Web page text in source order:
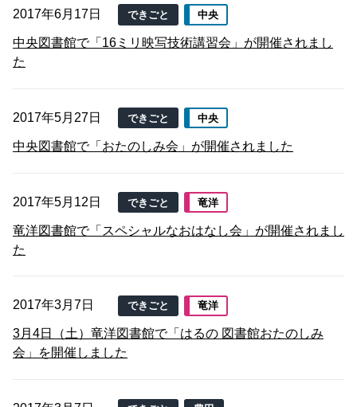
2017年6月17日 できごと 中央
中央図書館で「16ミリ映写技術講習会」が開催されまし
た
2017年5月27日 できごと 中央
中央図書館で「おたのしみ会」が開催されました
2017年5月12日 できごと 竜洋
竜洋図書館で「スペシャルなおはなし会」が開催されまし
た
2017年3月7日 できごと 竜洋
3月4日（土）竜洋図書館で「はるの 図書館おたのしみ
会」を開催しました